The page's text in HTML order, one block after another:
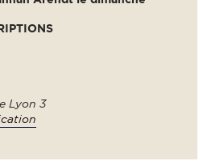
Lyon 3